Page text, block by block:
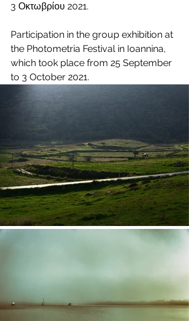
3 Οκτωβρίου 2021.
Participation in the group exhibition at
the Photometria Festival in Ioannina,
which took place from 25 September
to 3 October 2021.